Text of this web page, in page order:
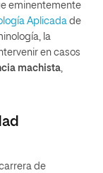
eminentemente
Aplicada de
la
en casos
machista,
de